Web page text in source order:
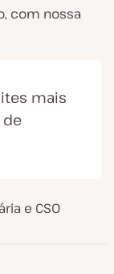
com nossa
mais
e CSO